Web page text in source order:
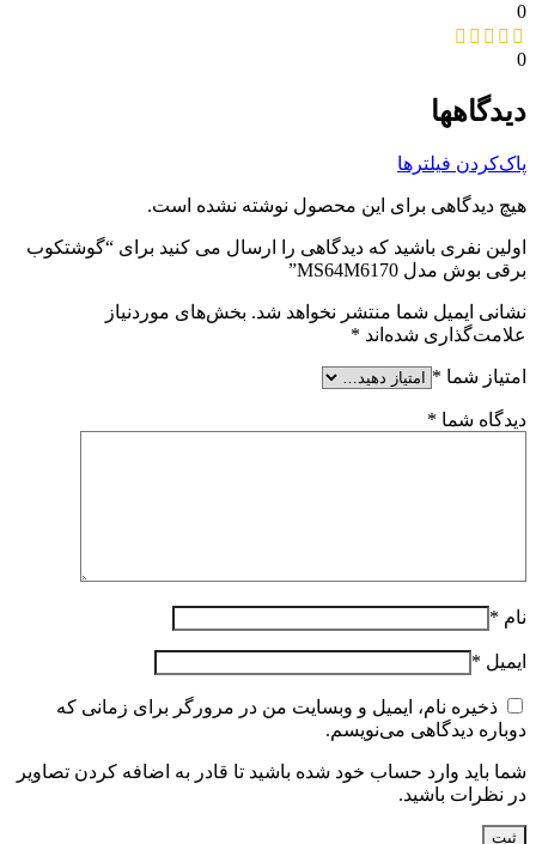
0
0
دیدگاهها
پاک‌کردن فیلترها
هیچ دیدگاهی برای این محصول نوشته نشده است.
اولین نفری باشید که دیدگاهی را ارسال می کنید برای “گوشتکوب
برقی بوش مدل MS64M6170”
نشانی ایمیل شما منتشر نخواهد شد. بخش‌های موردنیاز
علامت‌گذاری شده‌اند *
امتیاز شما *
دیدگاه شما *
نام *
ایمیل *
ذخیره نام، ایمیل و وبسایت من در مرورگر برای زمانی که
دوباره دیدگاهی می‌نویسم.
شما باید وارد حساب خود شده باشید تا قادر به اضافه کردن تصاویر
در نظرات باشید.